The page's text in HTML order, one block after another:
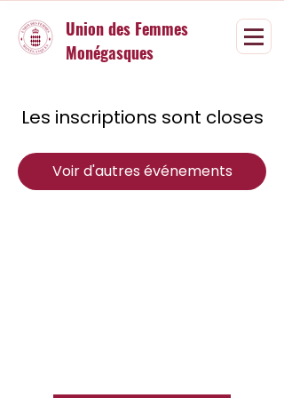
Union des Femmes
Monégasques
Les inscriptions sont closes
Voir d'autres événements